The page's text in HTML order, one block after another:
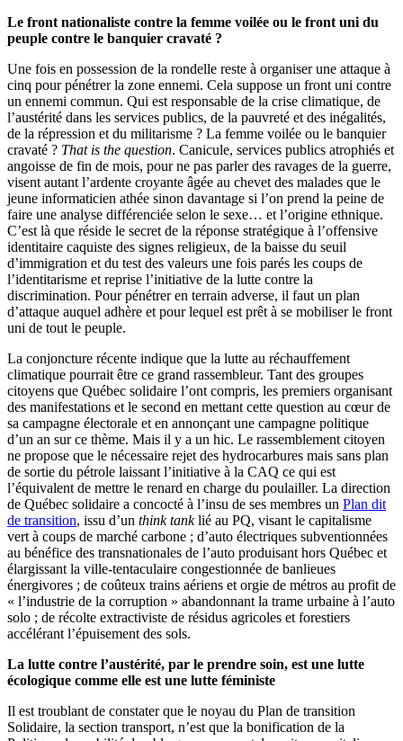
Le front nationaliste contre la femme voilée ou le front uni du
peuple contre le banquier cravaté ?
Une fois en possession de la rondelle reste à organiser une attaque à
cinq pour pénétrer la zone ennemi. Cela suppose un front uni contre
un ennemi commun. Qui est responsable de la crise climatique, de
l’austérité dans les services publics, de la pauvreté et des inégalités,
de la répression et du militarisme ? La femme voilée ou le banquier
cravaté ? That is the question. Canicule, services publics atrophiés et
angoisse de fin de mois, pour ne pas parler des ravages de la guerre,
visent autant l’ardente croyante âgée au chevet des malades que le
jeune informaticien athée sinon davantage si l’on prend la peine de
faire une analyse différenciée selon le sexe… et l’origine ethnique.
C’est là que réside le secret de la réponse stratégique à l’offensive
identitaire caquiste des signes religieux, de la baisse du seuil
d’immigration et du test des valeurs une fois parés les coups de
l’identitarisme et reprise l’initiative de la lutte contre la
discrimination. Pour pénétrer en terrain adverse, il faut un plan
d’attaque auquel adhère et pour lequel est prêt à se mobiliser le front
uni de tout le peuple.
La conjoncture récente indique que la lutte au réchauffement
climatique pourrait être ce grand rassembleur. Tant des groupes
citoyens que Québec solidaire l’ont compris, les premiers organisant
des manifestations et le second en mettant cette question au cœur de
sa campagne électorale et en annonçant une campagne politique
d’un an sur ce thème. Mais il y a un hic. Le rassemblement citoyen
ne propose que le nécessaire rejet des hydrocarbures mais sans plan
de sortie du pétrole laissant l’initiative à la CAQ ce qui est
l’équivalent de mettre le renard en charge du poulailler. La direction
de Québec solidaire a concocté à l’insu de ses membres un Plan dit
de transition, issu d’un think tanklié au PQ, visant le capitalisme
vert à coups de marché carbone ; d’auto électriques subventionnées
au bénéfice des transnationales de l’auto produisant hors Québec et
élargissant la ville-tentaculaire congestionnée de banlieues
énergivores ; de coûteux trains aériens et orgie de métros au profit de
« l’industrie de la corruption » abandonnant la trame urbaine à l’auto
solo ; de récolte extractiviste de résidus agricoles et forestiers
accélérant l’épuisement des sols.
La lutte contre l’austérité, par le prendre soin, est une lutte
écologique comme elle est une lutte féministe
Il est troublant de constater que le noyau du Plan de transition
Solidaire, la section transport, n’est que la bonification de la